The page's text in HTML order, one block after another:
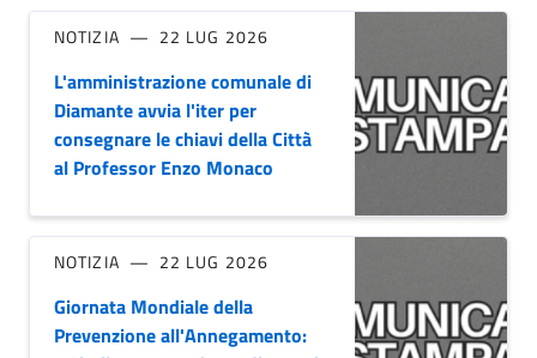
NOTIZIA 22 LUG 2026
L'amministrazione comunale di
Diamante avvia l'iter per
consegnare le chiavi della Città
al Professor Enzo Monaco
NOTIZIA 22 LUG 2026
Giornata Mondiale della
Prevenzione all'Annegamento: